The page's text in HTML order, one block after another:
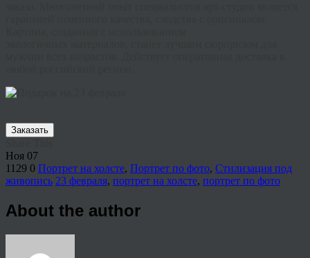
Заказать
Ноя 07
1129 0 Портрет на холсте, Портрет по фото, Стилизация под
живопись 23 февраля, портрет на холсте, портрет по фото
About the author